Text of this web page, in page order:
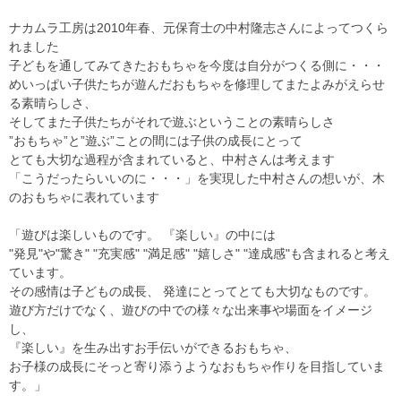
ナカムラ工房は2010年春、元保育士の中村隆志さんによってつくら
れました
子どもを通してみてきたおもちゃを今度は自分がつくる側に・・・
めいっぱい子供たちが遊んだおもちゃを修理してまたよみがえらせ
る素晴らしさ、
そしてまた子供たちがそれで遊ぶということの素晴らしさ
”おもちゃ”と”遊ぶ”ことの間には子供の成長にとって
とても大切な過程が含まれていると、中村さんは考えます
「こうだったらいいのに・・・」を実現した中村さんの想いが、木
のおもちゃに表れています
「遊びは楽しいものです。 『楽しい』の中には
"発見"や"驚き" "充実感" "満足感" "嬉しさ" "達成感"も含まれると考え
ています。
その感情は子どもの成長、 発達にとってとても大切なものです。
遊び方だけでなく、遊びの中での様々な出来事や場面をイメージ
し、
『楽しい』を生み出すお手伝いができるおもちゃ、
お子様の成長にそっと寄り添うようなおもちゃ作りを目指していま
す。」